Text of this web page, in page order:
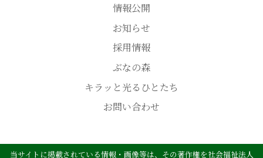
情報公開
お知らせ
採用情報
ぶなの森
キラッと光るひとたち
お問い合わせ
当サイトに掲載されている情報・画像等は、その著作権を社会福祉法人